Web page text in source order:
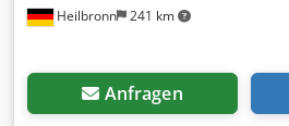
Heilbronn 241 km
Anfragen